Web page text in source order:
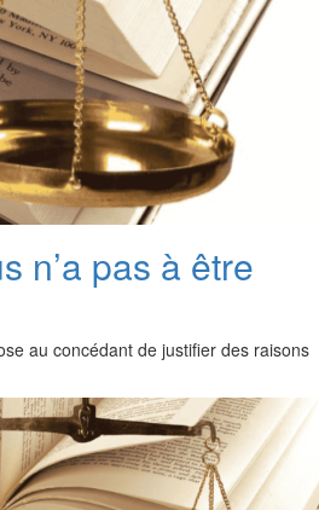
n’a pas à être
au concédant de justifier des raisons